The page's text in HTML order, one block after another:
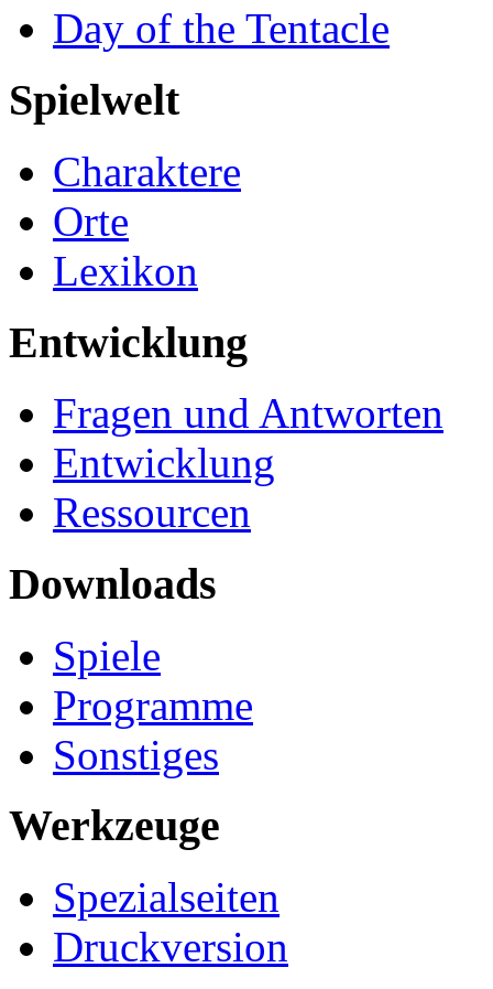
Day of the Tentacle
Spielwelt
Charaktere
Orte
Lexikon
Entwicklung
Fragen und Antworten
Entwicklung
Ressourcen
Downloads
Spiele
Programme
Sonstiges
Werkzeuge
Spezialseiten
Druckversion